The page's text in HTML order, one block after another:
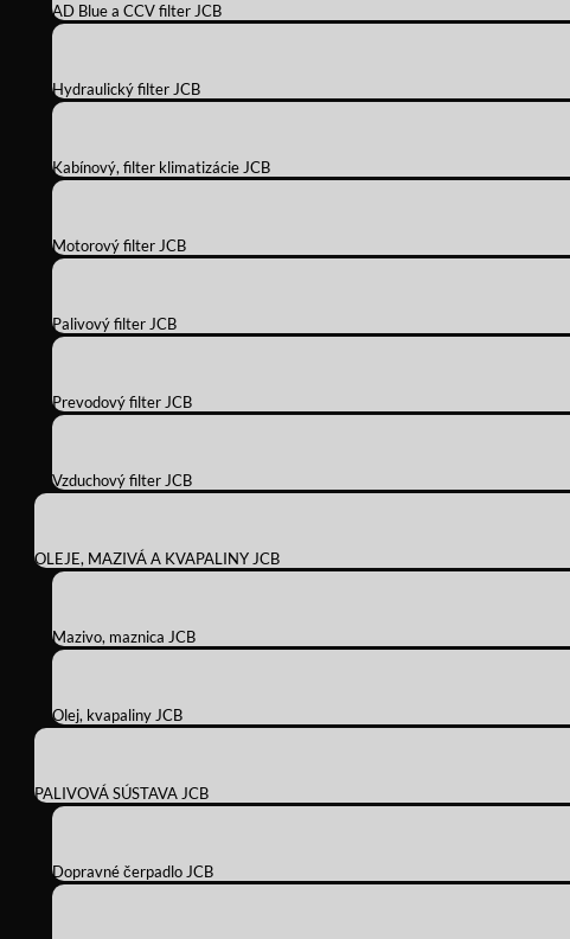
AD Blue a CCV filter JCB
Hydraulický filter JCB
Kabínový, filter klimatizácie JCB
Motorový filter JCB
Palivový filter JCB
Prevodový filter JCB
Vzduchový filter JCB
OLEJE, MAZIVÁ A KVAPALINY JCB
Mazivo, maznica JCB
Olej, kvapaliny JCB
PALIVOVÁ SÚSTAVA JCB
Dopravné čerpadlo JCB